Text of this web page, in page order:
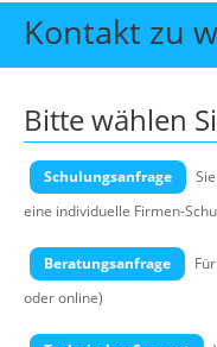
Start
Themen
Offene
Wissen
Über uns
Kontakt zu
Bitte wählen
Schulungsanfrage
eine individuelle Firmen-
Beratungsanfrage
oder online)